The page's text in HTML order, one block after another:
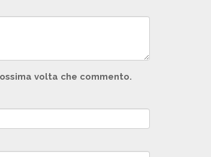
volta che commento.